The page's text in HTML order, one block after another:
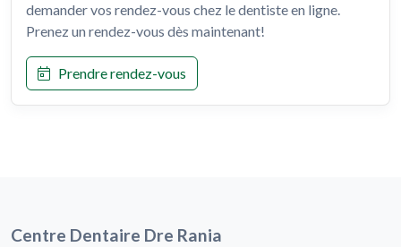
demander vos rendez-vous chez le dentiste en ligne.
Prenez un rendez-vous dès maintenant!
Prendre rendez-vous
Centre Dentaire Dre Rania